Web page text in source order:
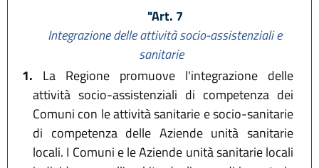
"Art. 7
Integrazione delle attività socio-assistenziali e
sanitarie
1. La Regione promuove l'integrazione delle
attività socio-assistenziali di competenza dei
Comuni con le attività sanitarie e socio-sanitarie
di competenza delle Aziende unità sanitarie
locali. I Comuni e le Aziende unità sanitarie locali